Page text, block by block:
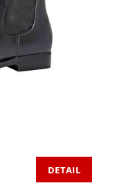
DETAIL